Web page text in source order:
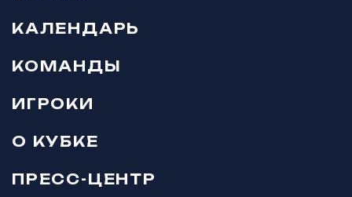
КАЛЕНДАРЬ
КОМАНДЫ
ИГРОКИ
О КУБКЕ
ПРЕСС-ЦЕНТР